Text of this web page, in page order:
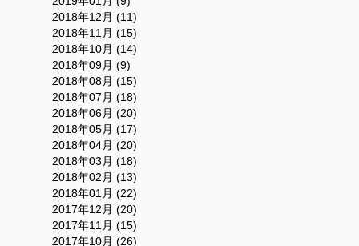
2018年12月 (11)
2018年11月 (15)
2018年10月 (14)
2018年09月 (9)
2018年08月 (15)
2018年07月 (18)
2018年06月 (20)
2018年05月 (17)
2018年04月 (20)
2018年03月 (18)
2018年02月 (13)
2018年01月 (22)
2017年12月 (20)
2017年11月 (15)
2017年10月 (26)